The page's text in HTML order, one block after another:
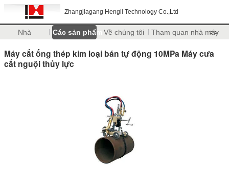
Zhangjiagang Hengli Technology Co.,Ltd
Nhà Các sản phẩm Về chúng tôi Tham quan nhà máy
>>
Máy cắt ống thép kim loại bán tự động 10MPa Máy cưa
cắt nguội thủy lực